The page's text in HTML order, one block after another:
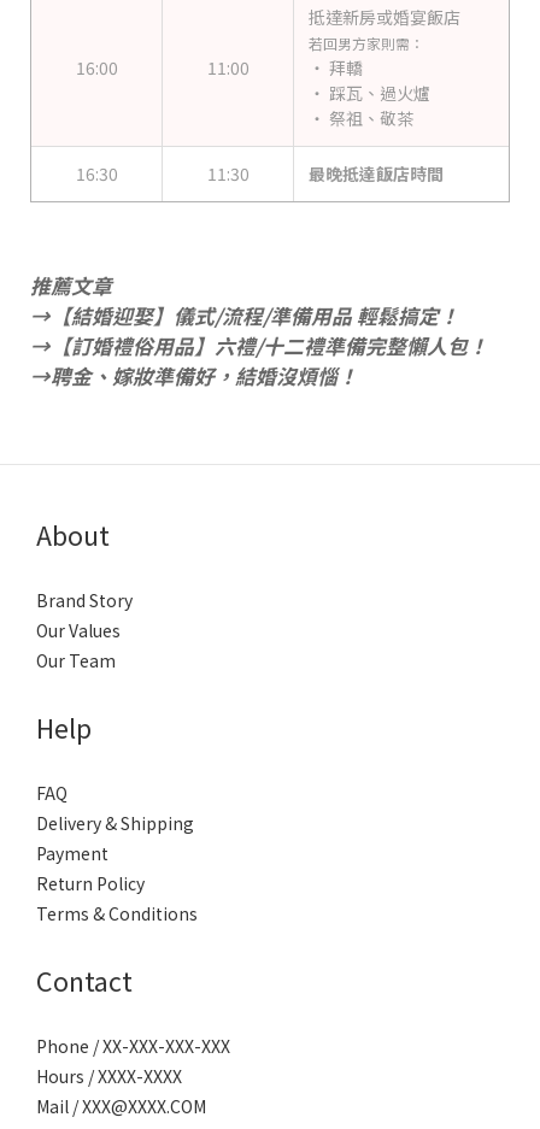
16:00 11:00
抵達新房或婚宴飯店
若回男方家則需：
‧ 拜轎
‧ 踩瓦、過火爐
‧ 祭祖、敬茶
16:30 11:30 最晚抵達飯店時間
推薦文章
→ 【結婚迎娶】儀式/流程/準備用品 輕鬆搞定！
→ 【訂婚禮俗用品】六禮/十二禮準備完整懶人包！
→聘金、嫁妝準備好，結婚沒煩惱！
About
Brand Story
Our Values
Our Team
Help
FAQ
Delivery & Shipping
Payment
Return Policy
Terms & Conditions
Contact
Phone / XX-XXX-XXX-XXX
Hours / XXXX-XXXX
Mail / XXX@XXXX.COM